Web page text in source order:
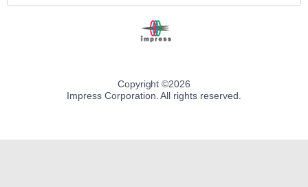
Copyright ©2026
Impress Corporation. All rights reserved.